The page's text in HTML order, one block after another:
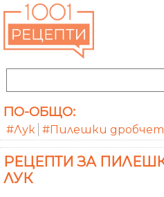
ПО-ОБЩО:
#Лук #Пилешки
РЕЦЕПТИ ЗА
ЛУК